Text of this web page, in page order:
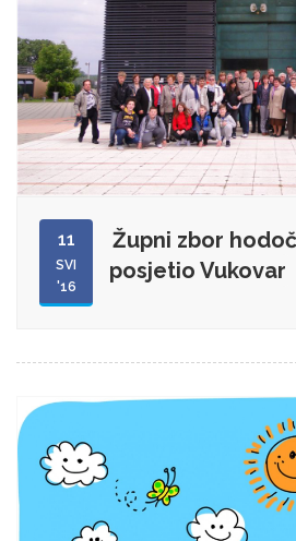
11
SVI
'16
Župni zbor
posjetio Vukovar